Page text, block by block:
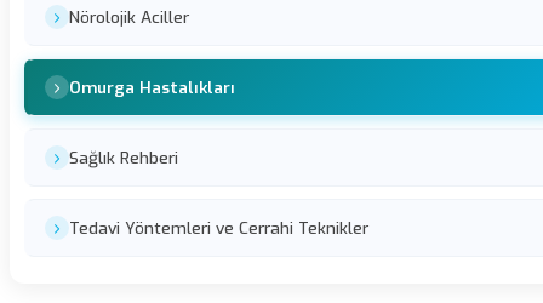
Nörolojik Aciller
Omurga Hastalıkları
Sağlık Rehberi
Tedavi Yöntemleri ve Cerrahi Teknikler